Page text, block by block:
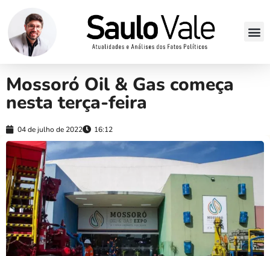
Mossoró Oil & Gas começa
nesta terça-feira
04 de julho de 2022 16:12